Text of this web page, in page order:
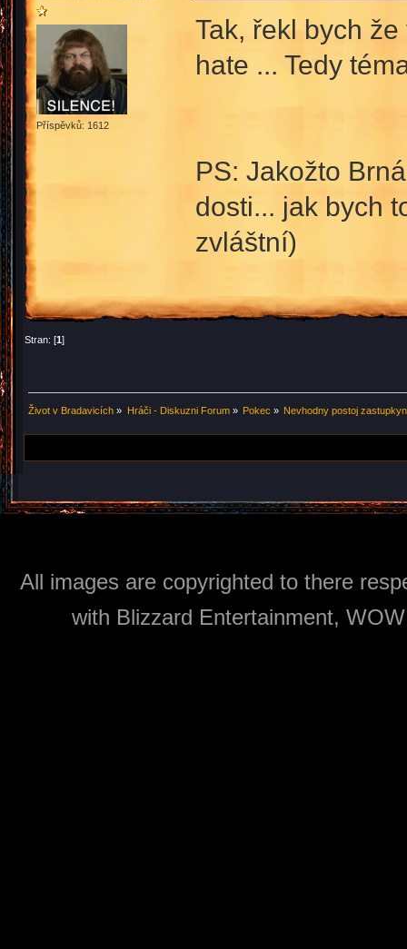
Příspěvků: 1612
Tak, řekl bych
hate ... Tedy
PS: Jakožto
dosti... jak bych
zvláštní)
Stran: [1]
Život v Bradavicích » Hráči - Diskuzni Forum» Pokec » Nevhodny postoj
All images are copyrighted to there
with Blizzard Entertainment,